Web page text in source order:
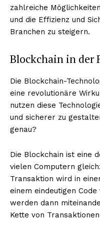
zahlreiche
und die Effizienz und
Branchen zu steigern.
Blockchain in der
Die Blockchain-
eine revolutionäre
nutzen diese
und sicherer zu
genau?
Die Blockchain ist eine
vielen Computern
Transaktion wird in
einem eindeutigen
werden dann
Kette von